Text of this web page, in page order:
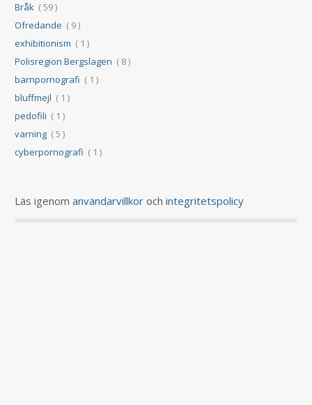
Bråk ( 59 )
Ofredande ( 9 )
exhibitionism ( 1 )
Polisregion Bergslagen ( 8 )
barnpornografi ( 1 )
bluffmejl ( 1 )
pedofili ( 1 )
varning ( 5 )
cyberpornografi ( 1 )
Läs igenomanvändarvillkor ochintegritetspolicy